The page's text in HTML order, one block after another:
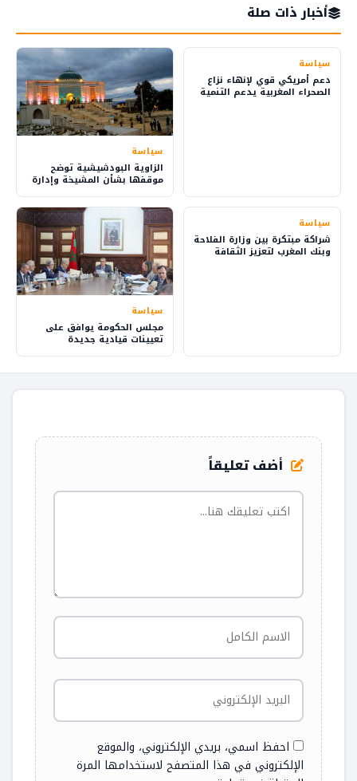
أخبار ذات صلة
سياسة
دعم أمريكي قوي لإنهاء نزاع
الصحراء المغربية يدعم التنمية
سياسة
الزاوية البودشيشية توضح
موقفها بشأن المشيخة وإدارة
سياسة
شراكة مبتكرة بين وزارة الفلاحة
وبنك المغرب لتعزيز الثقافة
سياسة
مجلس الحكومة يوافق على
تعيينات قيادية جديدة
أضف تعليقاً
احفظ اسمي، بريدي الإلكتروني، والموقع
الإلكتروني في هذا المتصفح لاستخدامها المرة